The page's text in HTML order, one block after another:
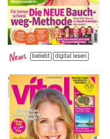
beliebt digital lesen